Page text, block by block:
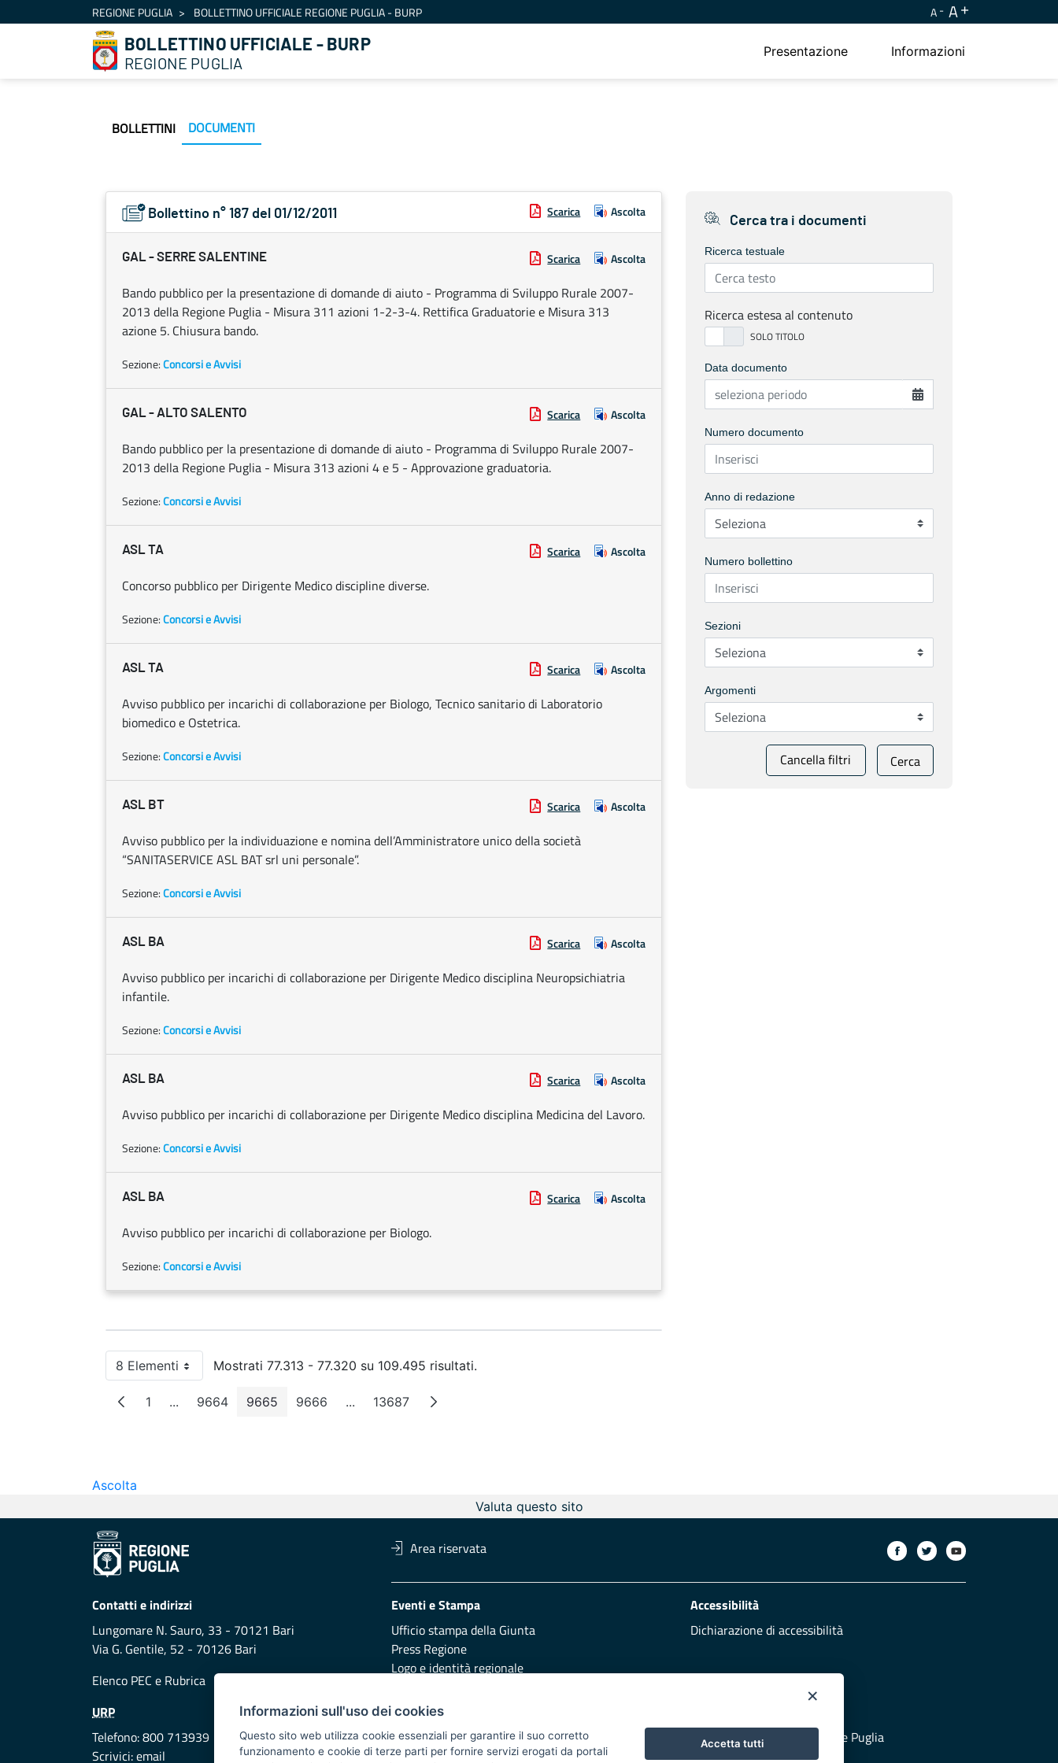
Salta al contenutoREGIONE PUGLIA BOLLETTINO UFFICIALE REGIONE PUGLIA - BURP A A
BOLLETTINO UFFICIALE - BURP
REGIONE PUGLIA
Presentazione Informazioni
BOLLETTINI DOCUMENTI
Bollettino n° 187 del 01/12/2011 Scarica Ascolta
GAL - SERRE SALENTINE Scarica Ascolta
Bando pubblico per la presentazione di domande di aiuto - Programma di Sviluppo Rurale 2007-
2013 della Regione Puglia - Misura 311 azioni 1-2-3-4. Rettifica Graduatorie e Misura 313
azione 5. Chiusura bando.
Sezione:Concorsi e Avvisi
GAL - ALTO SALENTO Scarica Ascolta
Bando pubblico per la presentazione di domande di aiuto - Programma di Sviluppo Rurale 2007-
2013 della Regione Puglia - Misura 313 azioni 4 e 5 - Approvazione graduatoria.
Sezione:Concorsi e Avvisi
ASL TA Scarica Ascolta
Concorso pubblico per Dirigente Medico discipline diverse.
Sezione:Concorsi e Avvisi
ASL TA Scarica Ascolta
Avviso pubblico per incarichi di collaborazione per Biologo, Tecnico sanitario di Laboratorio
biomedico e Ostetrica.
Sezione:Concorsi e Avvisi
ASL BT Scarica Ascolta
Avviso pubblico per la individuazione e nomina dell’Amministratore unico della società
“SANITASERVICE ASL BAT srl uni personale”.
Sezione:Concorsi e Avvisi
ASL BA Scarica Ascolta
Avviso pubblico per incarichi di collaborazione per Dirigente Medico disciplina Neuropsichiatria
infantile.
Sezione:Concorsi e Avvisi
ASL BA Scarica Ascolta
Avviso pubblico per incarichi di collaborazione per Dirigente Medico disciplina Medicina del Lavoro.
Sezione:Concorsi e Avvisi
ASL BA Scarica Ascolta
Avviso pubblico per incarichi di collaborazione per Biologo.
Sezione:Concorsi e Avvisi
8 ElementiPer paginaMostrati 77.313 - 77.320 su 109.495 risultati.
Pagina
1 ...Pagine intermedie
Pagina
9664 Pagina
9665 Pagina
9666 ...Pagine intermedie
Pagina
13687
Cerca tra i documenti
Ricerca testuale
Ricerca estesa al contenuto
Data documento
Numero documento
Anno di redazione
Numero bollettino
Sezioni
Argomenti
Cancella filtri Cerca
Ascolta
Valuta questo sito
Area riservata
Contatti e indirizzi
Lungomare N. Sauro, 33 - 70121 Bari
Via G. Gentile, 52 - 70126 Bari
Elenco PEC e Rubrica
Eventi e Stampa
Ufficio stampa della Giunta
Press Regione
Logo e identità regionale
Accessibilità
Dichiarazione di accessibilità
URP
Telefono: 800 713939
Scrivici:email
Redazione
Presentazione
Responsabili di pubblicazione
Vai al sito di Protezione Civile Puglia
×
Informazioni sull'uso dei cookies
Questo sito web utilizza cookie essenziali per garantire il suo corretto
funzionamento e cookie di terze parti per fornire servizi erogati da portali
Accetta tutti